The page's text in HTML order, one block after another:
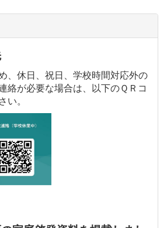
、休日、祝日、学校時間対応外の
絡が必要な場合は、以下のＱＲコ
。